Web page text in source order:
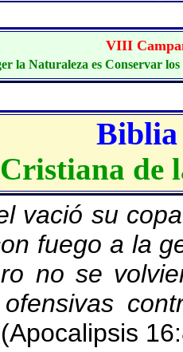
VIII C
la Naturaleza es Conservar
Biblia
de
vació su
fuego a la
no se